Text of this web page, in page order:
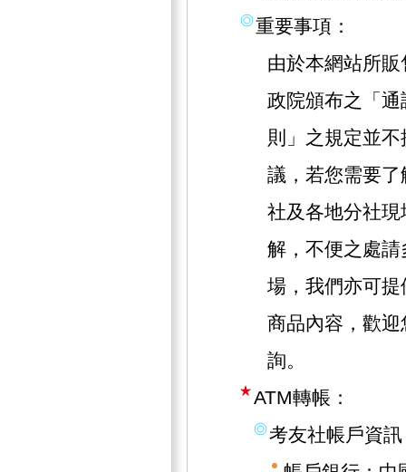
重要事項：
由於本網站所
政院頒布之「
則」之規定並
議，若您需要
社及各地分社
解，不便之處
場，我們亦可
商品內容，歡
詢。
ATM轉帳：
考友社帳戶資